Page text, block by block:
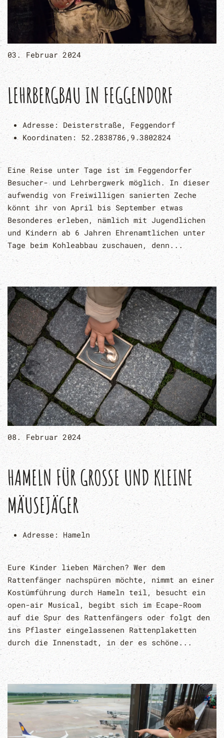
03. Februar 2024
LEHRBERGBAU IN FEGGENDORF
Adresse: Deisterstraße, Feggendorf
Koordinaten: 52.2838786,9.3802824
Eine Reise unter Tage ist im Feggendorfer
Besucher- und Lehrbergwerk möglich. In dieser
aufwendig von Freiwilligen sanierten Zeche
könnt ihr von April bis September etwas
Besonderes erleben, nämlich mit Jugendlichen
und Kindern ab 6 Jahren Ehrenamtlichen unter
Tage beim Kohleabbau zuschauen, denn...
08. Februar 2024
HAMELN FÜR GROSSE UND KLEINE M
ÄUSEJÄGER
Adresse: Hameln
Eure Kinder lieben Märchen? Wer dem
Rattenfänger nachspüren möchte, nimmt an einer
Kostümführung durch Hameln teil, besucht ein
open-air Musical, begibt sich im Ecape-Room
auf die Spur des Rattenfängers oder folgt den
ins Pflaster eingelassenen Rattenplaketten
durch die Innenstadt, in der es schöne...